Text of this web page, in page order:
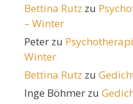
Bettina Rutz zu
– Winter
Peter zu
Winter
Bettina Rutz zu
Inge Böhmer zu